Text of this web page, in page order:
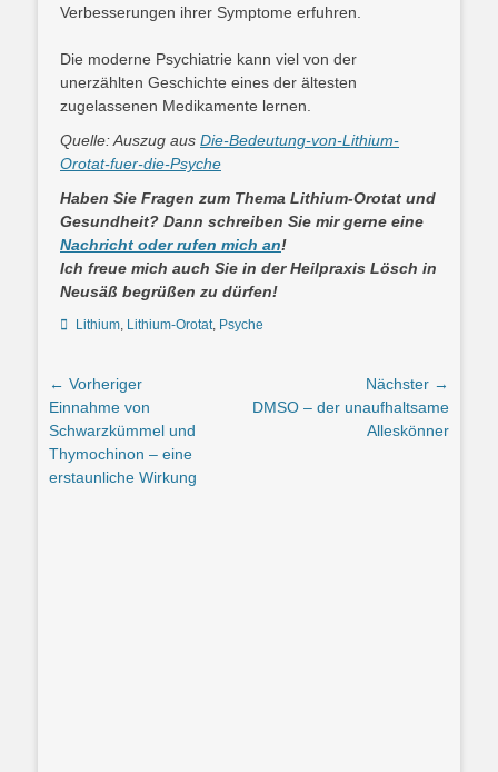
Verbesserungen ihrer Symptome erfuhren.
Die moderne Psychiatrie kann viel von der
unerzählten Geschichte eines der ältesten
zugelassenen Medikamente lernen.
Quelle: Auszug aus Die-Bedeutung-von-Lithium-
Orotat-fuer-die-Psyche
Haben Sie Fragen zum Thema Lithium-Orotat und
Gesundheit? Dann schreiben Sie mir gerne eine
Nachricht oder rufen mich an!
Ich freue mich auch Sie in der Heilpraxis Lösch in
Neusäß begrüßen zu dürfen!
Schlagworte
Lithium, Lithium-Orotat, Psyche
Beitrags-
Navigation
← Vorheriger
Vorheriger
Beitrag:
Einnahme von
Schwarzkümmel und
Thymochinon – eine
erstaunliche Wirkung
Nächster →
Nächster
DMSO – der unaufhaltsame
Alleskönner